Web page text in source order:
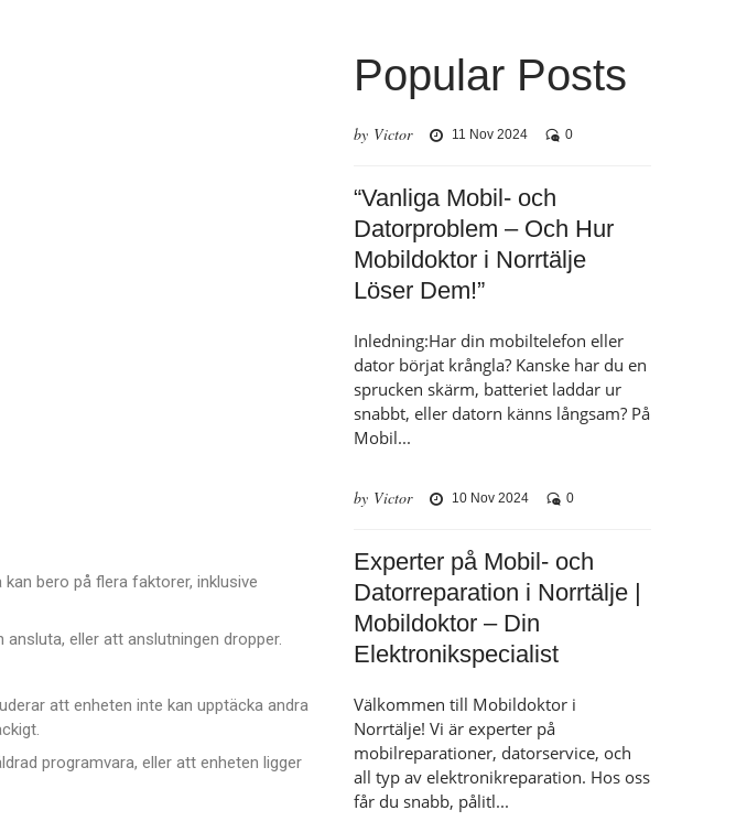
bero på flera faktorer, inklusive
eller att anslutningen dropper.
att enheten inte kan upptäcka andra
programvara, eller att enheten ligger
Popular Posts
by Victor 11 Nov 2024 0
“Vanliga Mobil- och
Datorproblem – Och Hur
Mobildoktor i Norrtälje
Löser Dem!”
Inledning:Har din mobiltelefon eller
dator börjat krångla? Kanske har du en
sprucken skärm, batteriet laddar ur
snabbt, eller datorn känns långsam? På
Mobil...
by Victor 10 Nov 2024 0
Experter på Mobil- och
Datorreparation i Norrtälje |
Mobildoktor – Din
Elektronikspecialist
Välkommen till Mobildoktor i
Norrtälje! Vi är experter på
mobilreparationer, datorservice, och
all typ av elektronikreparation. Hos oss
får du snabb, pålitl...